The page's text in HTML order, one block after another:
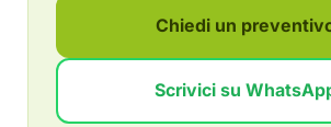
Chiedi un
Scrivici su